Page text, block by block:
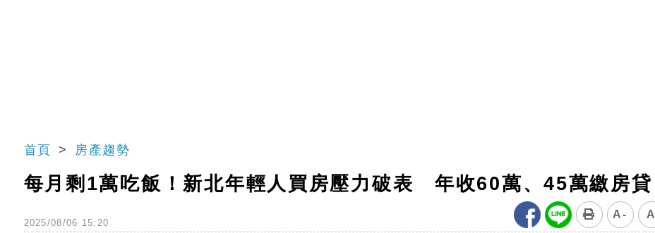
首頁 房產趨勢
每月剩1萬吃飯！新北年輕人買房壓力破表 年收60萬、45萬繳房貸
2025/08/06 15:20
A- A